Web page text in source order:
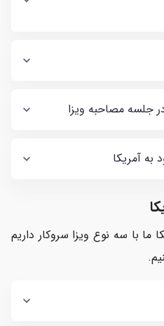
با سه نوع ویزا سروکار داریم